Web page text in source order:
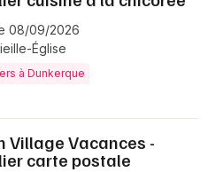
08/09/2026
Église
à Dunkerque
Village Vacances -
carte postale